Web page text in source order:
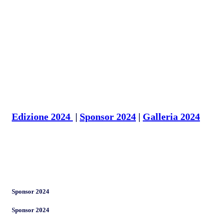
Edizione 2024 | Sponsor 2024 | Galleria 2024
Sponsor 2024
Sponsor 2024